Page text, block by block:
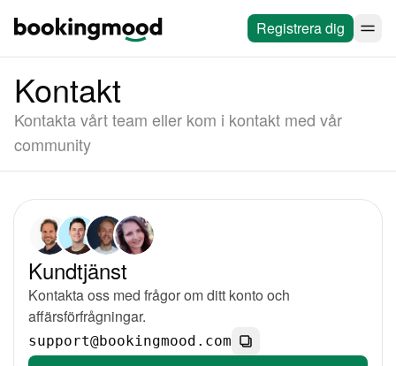
Registrera dig
Kontakt
Kontakta vårt team eller kom i kontakt med vår
community
Kundtjänst
Kontakta oss med frågor om ditt konto och
affärsförfrågningar.
support@bookingmood.com